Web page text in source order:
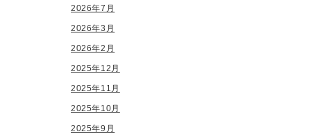
2026年7月
2026年3月
2026年2月
2025年12月
2025年11月
2025年10月
2025年9月